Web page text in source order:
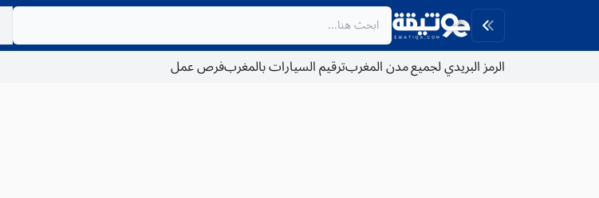
الرمز البريدي لجميع مدن المغربترقيم السيارات بالمغربفرص عمل